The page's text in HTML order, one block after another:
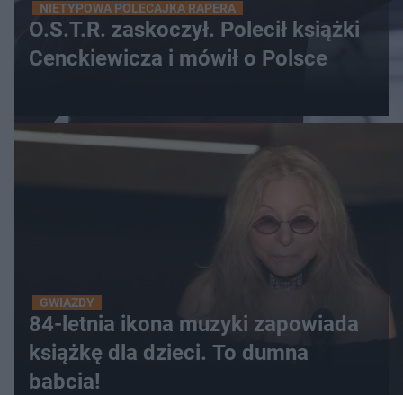
NIETYPOWA POLECAJKA RAPERA
O.S.T.R. zaskoczył. Polecił książki
Cenckiewicza i mówił o Polsce
GWIAZDY
84-letnia ikona muzyki zapowiada
książkę dla dzieci. To dumna
babcia!